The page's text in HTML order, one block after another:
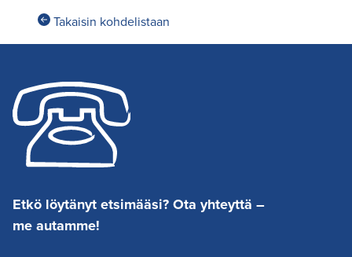
Takaisin kohdelistaan
Etkö löytänyt etsimääsi? Ota yhteyttä –
me autamme!